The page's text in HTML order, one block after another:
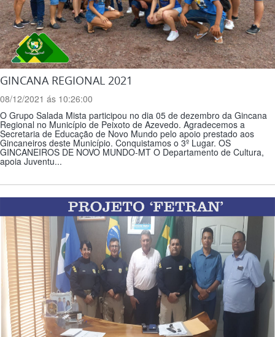
GINCANA REGIONAL 2021
08/12/2021 ás 10:26:00
O Grupo Salada Mista participou no dia 05 de dezembro da Gincana
Regional no Município de Peixoto de Azevedo. Agradecemos a
Secretaria de Educação de Novo Mundo pelo apoio prestado aos
Gincaneiros deste Município. Conquistamos o 3º Lugar. OS
GINCANEIROS DE NOVO MUNDO-MT O Departamento de Cultura,
apoia Juventu...